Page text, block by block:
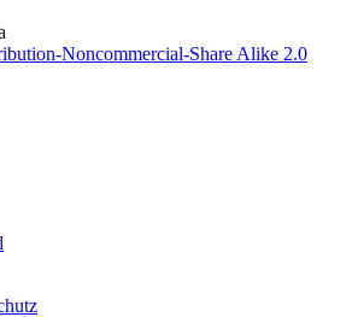
Noncommercial-Share Alike 2.0